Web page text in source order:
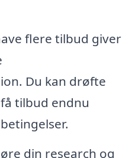
flere tilbud giver
Du kan drøfte
tilbud endnu
din research og